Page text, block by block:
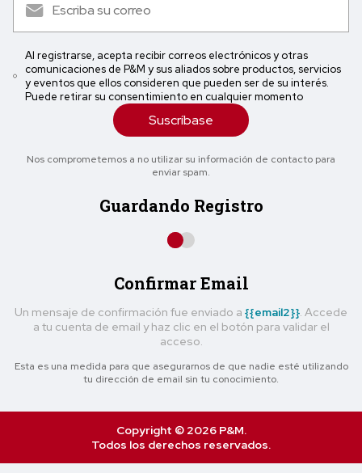
Al registrarse, acepta recibir correos electrónicos y otras
comunicaciones de P&M y sus aliados sobre productos, servicios
y eventos que ellos consideren que pueden ser de su interés.
Puede retirar su consentimiento en cualquier momento
Suscríbase
Nos comprometemos a no utilizar su información de contacto para
enviar spam.
Guardando Registro
Confirmar Email
Un mensaje de confirmación fue enviado a {{email2}} . Accede
a tu cuenta de email y haz clic en el botón para validar el
acceso.
Esta es una medida para que asegurarnos de que nadie esté utilizando
tu dirección de email sin tu conocimiento.
Copyright © 2026 P&M.
Todos los derechos reservados.